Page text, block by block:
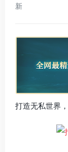
新
打造无私世界，